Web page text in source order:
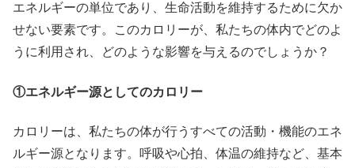
エネルギーの単位であり、生命活動を維持するために欠か
せない要素です。このカロリーが、私たちの体内でどのよ
うに利用され、どのような影響を与えるのでしょうか？
①エネルギー源としてのカロリー
カロリーは、私たちの体が行うすべての活動・機能のエネ
ルギー源となります。呼吸や心拍、体温の維持など、基本